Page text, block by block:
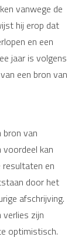
vanwege de
hij erop dat
en een
jaar is volgens
een bron van
van
kan
en
door het
afschrijving.
verlies zijn
optimistisch.